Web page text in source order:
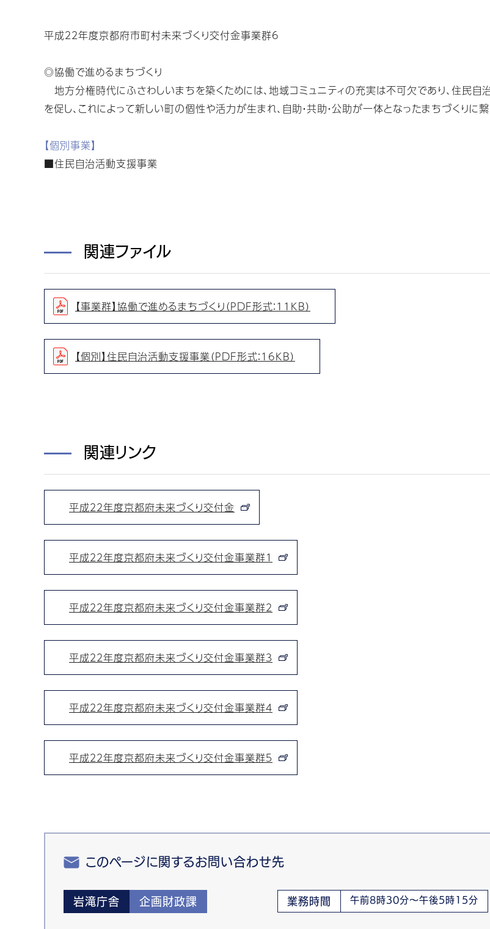
平成２２年度京都府市町村未来づくり交付金事業群6
◎協働で進めるまちづくり
地方分権時代にふさわしいまちを築くためには、地域コミュニティの充実は不可欠であり、住民自
を促し、これによって新しい町の個性や活力が生まれ、自助・共助・公助が一体となったまちづくりに繋
【個別事業】
■住民自治活動支援事業
関連ファイル
【事業群】協働で進めるまちづくり（PDF形式：11KB）
【個別】住民自治活動支援事業（PDF形式：16KB）
関連リンク
平成２２年度京都府未来づくり交付金
平成２２年度京都府未来づくり交付金事業群１
平成２２年度京都府未来づくり交付金事業群２
平成２２年度京都府未来づくり交付金事業群３
平成２２年度京都府未来づくり交付金事業群４
平成２２年度京都府未来づくり交付金事業群５
このページに関するお問い合わせ先
岩滝庁舎 企画財政課 業務時間 午前8時30分～午後5時15分